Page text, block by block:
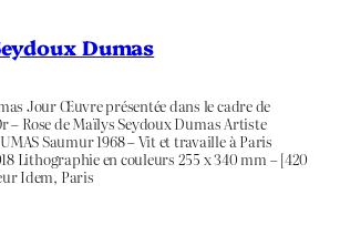
Dumas
Jour Œuvre présentée dans le cadre de
– Rose de Maïlys Seydoux Dumas Artiste
Saumur 1968 – Vit et travaille à Paris
Lithographie en couleurs 255 x 340 mm – [420
Idem, Paris